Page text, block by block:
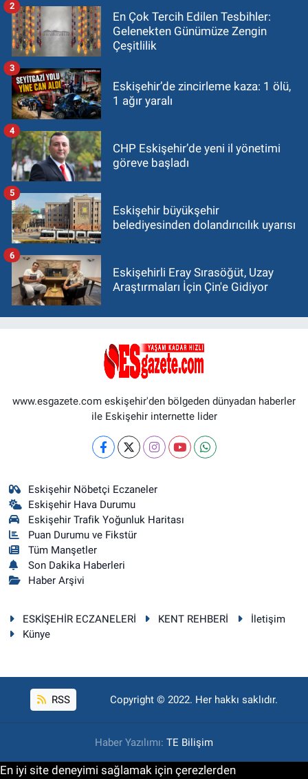
En Çok Tercih Edilen Tesbihler:
Gelenekten Günümüze Zengin
Çeşitlilik
2
Eskişehir’de zincirleme kaza: 1 ölü,
1 ağır yaralı
3
CHP Eskişehir’de yeni il yönetimi
göreve başladı
4
Eskişehir büyükşehir
belediyesinden dolandırıcılık uyarısı
5
Eskişehirli Eray Sırasöğüt, Uzay
Araştırmaları İçin Çin'e Gidiyor
6
www.esgazete.com eskişehir'den bölgeden dünyadan haberler
ile Eskişehir internette lider
Eskişehir Nöbetçi Eczaneler
Eskişehir Hava Durumu
Eskişehir Trafik Yoğunluk Haritası
Puan Durumu ve Fikstür
Tüm Manşetler
Son Dakika Haberleri
Haber Arşivi
ESKİŞEHİR ECZANELERİ KENT REHBERİ
İletişim
Künye
RSS Copyright © 2022. Her hakkı saklıdır.
Haber Yazılımı: TE Bilişim
En iyi site deneyimi sağlamak için çerezlerden